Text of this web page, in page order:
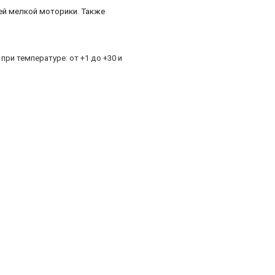
мелкой моторики. Также
температуре: от +1 до +30 и